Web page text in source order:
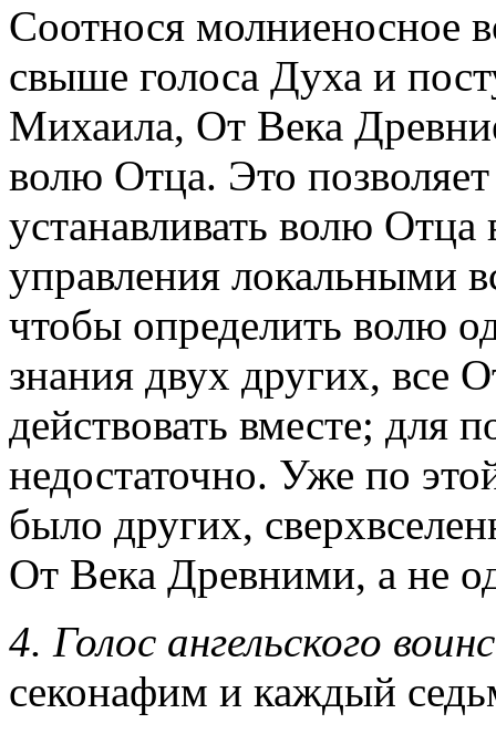
Соотнося молниеносное
свыше голоса Духа и
Михаила, От Века
волю Отца. Это
устанавливать волю
управления локальными
чтобы определить волю
знания двух других, все
действовать вместе; для
недостаточно. Уже по
было других,
От Века Древними, а не
4. Голос ангельского
секонафим и каждый